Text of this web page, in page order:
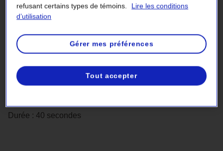
Durée : 40 secondes
refusant certains types de témoins.
Lire les conditions
d’utilisation
Gérer mes préférences
Tout accepter